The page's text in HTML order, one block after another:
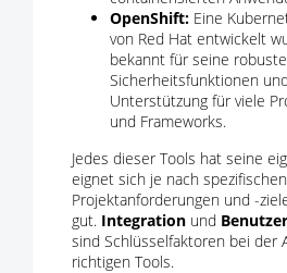
OpenShift: Eine
von Red Hat entwickelt
bekannt für seine
Sicherheitsfunktionen
Unterstützung für viele
und Frameworks.
Jedes dieser Tools hat seine
eignet sich je nach spezifischen
Projektanforderungen und -
gut. Integration und
sind Schlüsselfaktoren bei der
richtigen Tools.